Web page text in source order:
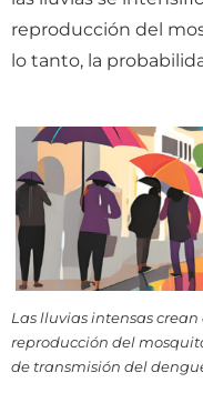
reproducción del
lo tanto, la
Las lluvias intensas
reproducción del
de transmisión del